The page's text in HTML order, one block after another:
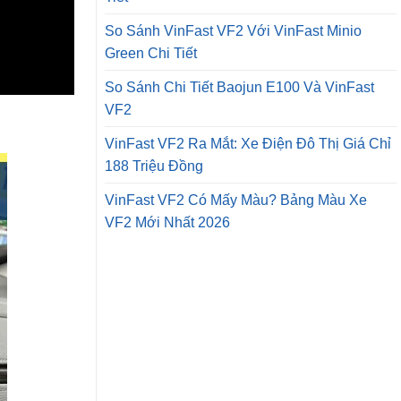
So Sánh VinFast VF2 Với VinFast Minio
Green Chi Tiết
So Sánh Chi Tiết Baojun E100 Và VinFast
VF2
VinFast VF2 Ra Mắt: Xe Điện Đô Thị Giá Chỉ
188 Triệu Đồng
VinFast VF2 Có Mấy Màu? Bảng Màu Xe
VF2 Mới Nhất 2026